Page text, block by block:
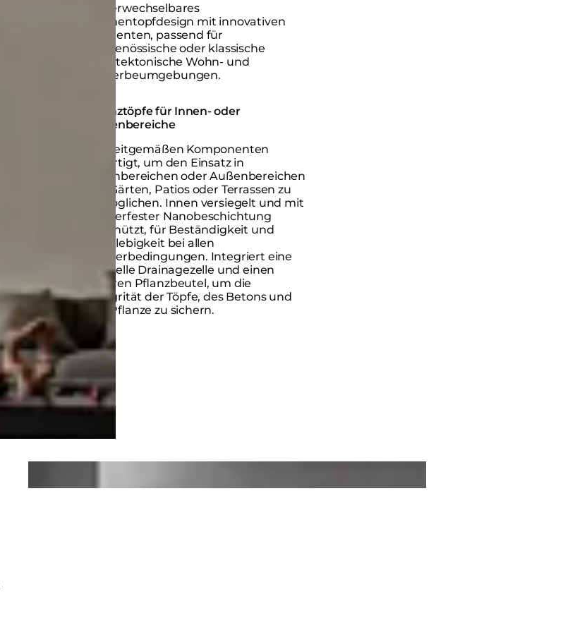
Unverwechselbares
Blumentopfdesign mit innovativen
Elementen, passend für
zeitgenössische oder klassische
architektonische Wohn- und
Gewerbeumgebungen.
Pflanztöpfe für Innen- oder
Außenbereiche
Mit zeitgemäßen Komponenten
gefertigt, um den Einsatz in
Innenbereichen oder Außenbereichen
wie Gärten, Patios oder Terrassen zu
ermöglichen. Innen versiegelt und mit
wasserfester Nanobeschichtung
geschützt, für Beständigkeit und
Langlebigkeit bei allen
Wetterbedingungen. Integriert eine
spezielle Drainagezelle und einen
inneren Pflanzbeutel, um die
Integrität der Töpfe, des Betons und
der Pflanze zu sichern.